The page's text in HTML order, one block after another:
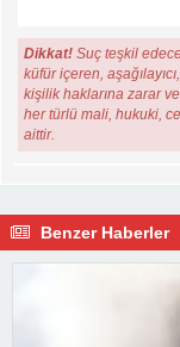
Dikkat! Suç teşkil
küfür içeren,
kişilik haklarına zarar
her türlü mali, hukuki,
aittir.
Benzer Haberler